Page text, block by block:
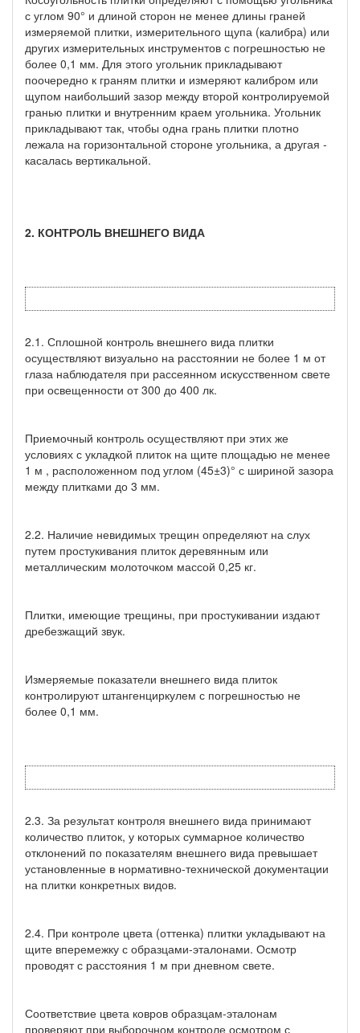
с углом 90° и длиной сторон не менее длины граней
измеряемой плитки, измерительного щупа (калибра) или
других измерительных инструментов с погрешностью не
более 0,1 мм. Для этого угольник прикладывают
поочередно к граням плитки и измеряют калибром или
щупом наибольший зазор между второй контролируемой
гранью плитки и внутренним краем угольника. Угольник
прикладывают так, чтобы одна грань плитки плотно
лежала на горизонтальной стороне угольника, а другая -
касалась вертикальной.
2. КОНТРОЛЬ ВНЕШНЕГО ВИДА
2.1. Сплошной контроль внешнего вида плитки
осуществляют визуально на расстоянии не более 1 м от
глаза наблюдателя при рассеянном искусственном свете
при освещенности от 300 до 400 лк.
Приемочный контроль осуществляют при этих же
условиях с укладкой плиток на щите площадью не менее
1 м , расположенном под углом (45±3)° с шириной зазора
между плитками до 3 мм.
2.2. Наличие невидимых трещин определяют на слух
путем простукивания плиток деревянным или
металлическим молоточком массой 0,25 кг.
Плитки, имеющие трещины, при простукивании издают
дребезжащий звук.
Измеряемые показатели внешнего вида плиток
контролируют штангенциркулем с погрешностью не
более 0,1 мм.
2.3. За результат контроля внешнего вида принимают
количество плиток, у которых суммарное количество
отклонений по показателям внешнего вида превышает
установленные в нормативно-технической документации
на плитки конкретных видов.
2.4. При контроле цвета (оттенка) плитки укладывают на
щите вперемежку с образцами-эталонами. Осмотр
проводят с расстояния 1 м при дневном свете.
Соответствие цвета ковров образцам-эталонам
проверяют при выборочном контроле осмотром с